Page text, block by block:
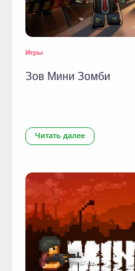
Игры
Зов Мини Зомби
Читать далее